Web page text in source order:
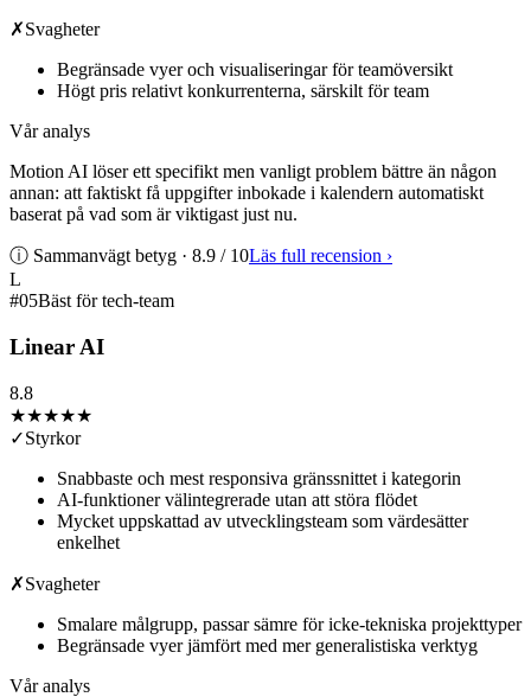
✗Svagheter
Begränsade vyer och visualiseringar för teamöversikt
Högt pris relativt konkurrenterna, särskilt för team
Vår analys
Motion AI löser ett specifikt men vanligt problem bättre än någon
annan: att faktiskt få uppgifter inbokade i kalendern automatiskt
baserat på vad som är viktigast just nu.
ⓘ Sammanvägt betyg · 8.9 / 10Läs full recension ›
L
#05Bäst för tech-team
Linear AI
8.8
★★★★★
✓Styrkor
Snabbaste och mest responsiva gränssnittet i kategorin
AI-funktioner välintegrerade utan att störa flödet
Mycket uppskattad av utvecklingsteam som värdesätter
enkelhet
✗Svagheter
Smalare målgrupp, passar sämre för icke-tekniska projekttyper
Begränsade vyer jämfört med mer generalistiska verktyg
Vår analys